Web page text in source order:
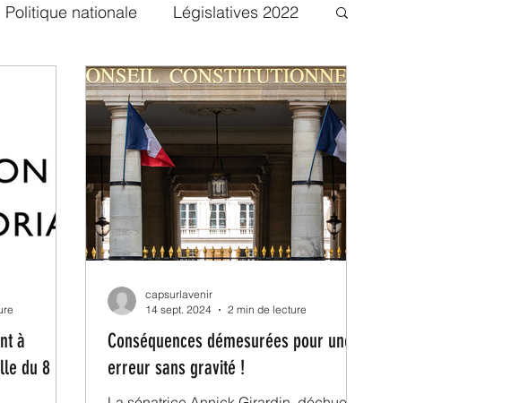
Politique nationale Législatives 2022
Logement Transport
à
du 8
Conséquences démesurées pour une
erreur sans gravité !
capsurlavenir
14 sept. 2024
2 min de lecture